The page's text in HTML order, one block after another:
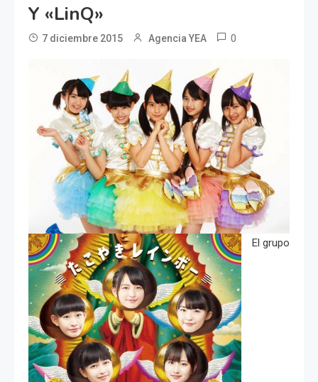
Y «LinQ»
7 diciembre 2015 Agencia YEA 0
El grupo